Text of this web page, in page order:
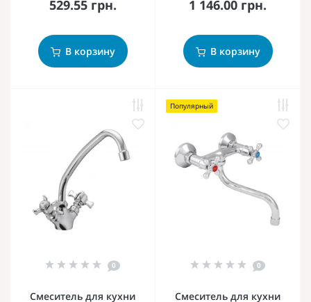
529.55 грн.
В корзину
1 146.00 грн.
В корзину
0
Смеситель для кухни
Популярный
0
Смеситель для кухни